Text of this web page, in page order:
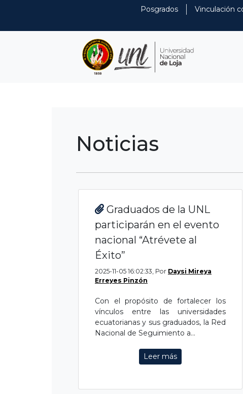
Posgrados Vinculación
Noticias
Graduados de la UNL
participarán en el evento
nacional “Atrévete al
Éxito”
2025-11-05 16:02:33, Por Daysi Mireya
Erreyes Pinzón
Con el propósito de fortalecer los
vínculos entre las universidades
ecuatorianas y sus graduados, la Red
Nacional de Seguimiento a...
Leer más